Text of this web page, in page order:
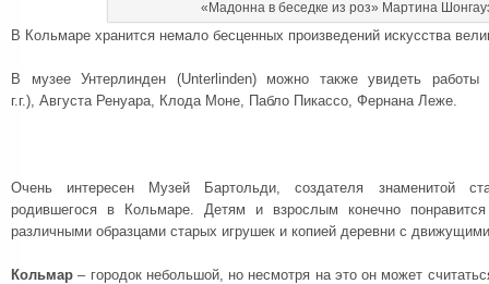
«Мадонна в беседке из роз» Мартина
В Кольмаре хранится немало бесценных произведений искусства
В музее Унтерлинден (Unterlinden) можно также увидеть работы
г.г.), Августа Ренуара, Клода Моне, Пабло Пикассо, Фернана Леже.
Очень интересен Музей Бартольди, создателя знаменитой
родившегося в Кольмаре. Детям и взрослым конечно
различными образцами старых игрушек и копией деревни с
Кольмар – городок небольшой, но несмотря на это он может